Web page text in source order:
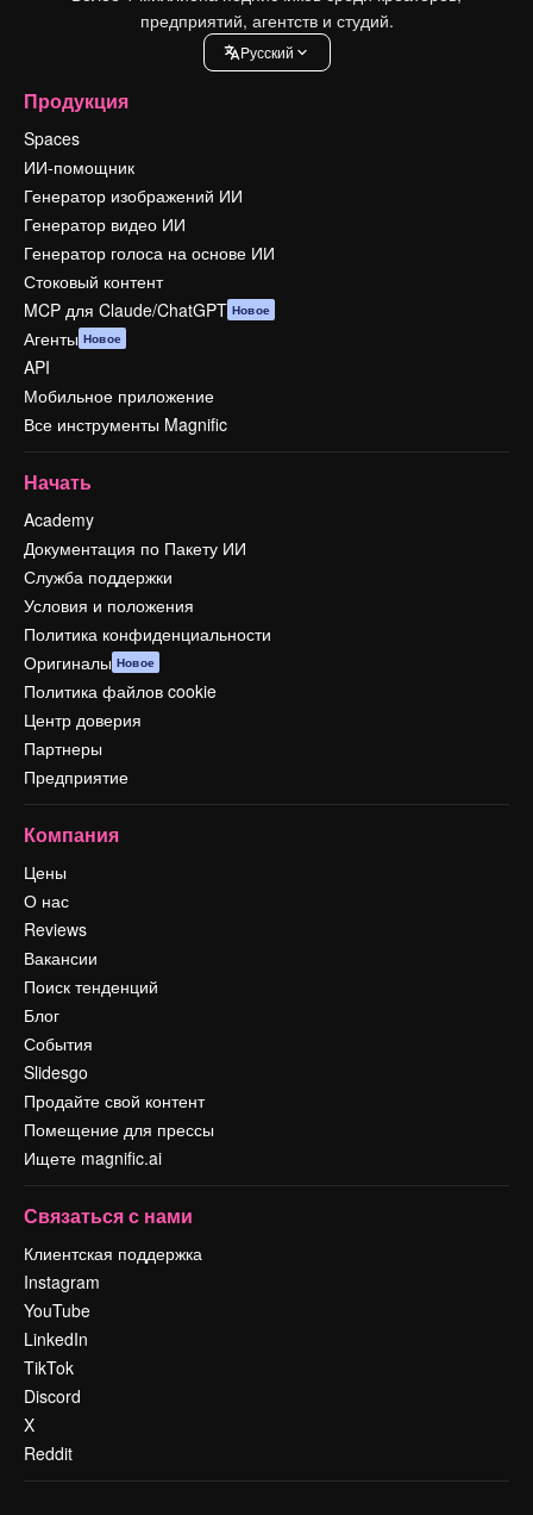
предприятий, агентств и студий.
Pусский
Продукция
Spaces
ИИ-помощник
Генератор изображений ИИ
Генератор видео ИИ
Генератор голоса на основе ИИ
Стоковый контент
MCP для Claude/ChatGPT Новое
Агенты Новое
API
Мобильное приложение
Все инструменты Magnific
Начать
Academy
Документация по Пакету ИИ
Служба поддержки
Условия и положения
Политика конфиденциальности
Оригиналы Новое
Политика файлов cookie
Центр доверия
Партнеры
Предприятие
Компания
Цены
О нас
Reviews
Вакансии
Поиск тенденций
Блог
События
Slidesgo
Продайте свой контент
Помещение для прессы
Ищете magnific.ai
Связаться с нами
Клиентская поддержка
Instagram
YouTube
LinkedIn
TikTok
Discord
X
Reddit